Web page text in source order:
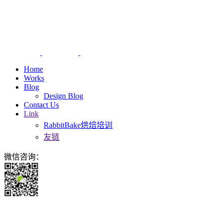
Home
Works
Blog
Design Blog
Contact Us
Link
RabbitBake烘焙培训
友链
微信咨询：